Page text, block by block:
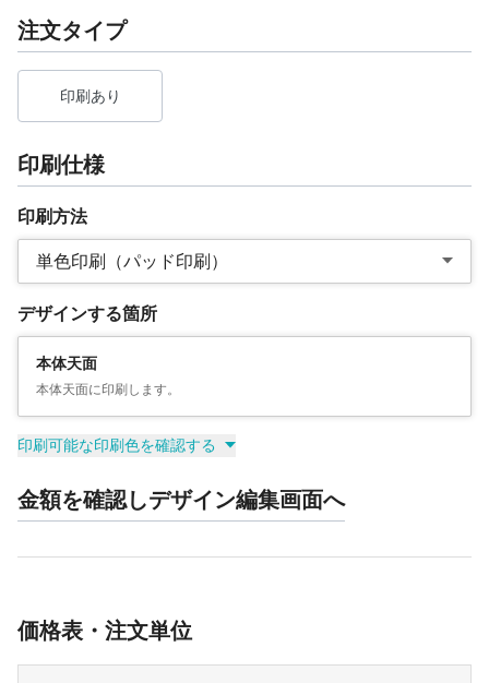
注文タイプ
印刷あり
印刷仕様
印刷方法
単色印刷（パッド印刷）
デザインする箇所
本体天面
本体天面に印刷します。
印刷可能な印刷色を確認する
金額を確認しデザイン編集画面へ
価格表・注文単位